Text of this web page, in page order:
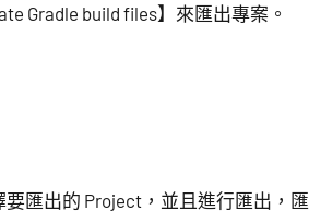
Gradle build files】來匯出專案。
匯出的 Project，並且進行匯出，匯